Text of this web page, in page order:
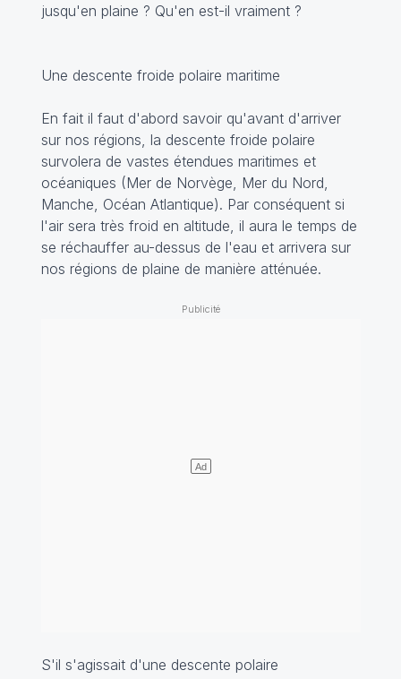
jusqu'en plaine ? Qu'en est-il vraiment ?
Une descente froide polaire maritime
En fait il faut d'abord savoir qu'avant d'arriver
sur nos régions, la descente froide polaire
survolera de vastes étendues maritimes et
océaniques (Mer de Norvège, Mer du Nord,
Manche, Océan Atlantique). Par conséquent si
l'air sera très froid en altitude, il aura le temps de
se réchauffer au-dessus de l'eau et arrivera sur
nos régions de plaine de manière atténuée.
S'il s'agissait d'une descente polaire